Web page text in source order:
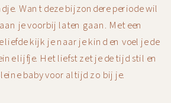
Want deze bijzondere periode wil
je voorbij laten gaan. Met een
kijk je naar je kind en voel je de
lijfje. Het liefst zet je de tijd stil en
baby voor altijd zo bij je.